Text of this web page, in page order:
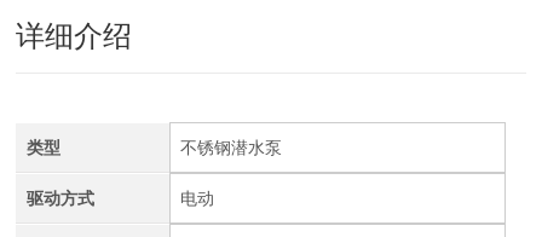
详细介绍
类型 不锈钢潜水泵
驱动方式 电动